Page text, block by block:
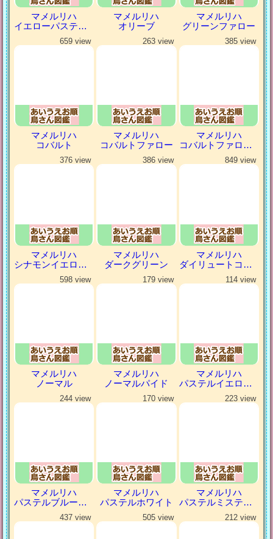
マメルリハ
イエローパステルミスティ
マメルリハ
オリーブ
マメルリハ
グリーンファロー
659 view
マメルリハ
コバルト
263 view
マメルリハ
コバルトファロー
385 view
マメルリハ
コバルトファローパイド
376 view
マメルリハ
シナモンイエローファロー
386 view
マメルリハ
ダークグリーン
849 view
マメルリハ
ダイリュートコバルトパイド
598 view
マメルリハ
ノーマル
179 view
マメルリハ
ノーマルパイド
114 view
マメルリハ
パステルイエローファロー
244 view
マメルリハ
パステルブルーパイド
170 view
マメルリハ
パステルホワイト
223 view
マメルリハ
パステルミスティダークグリーン
437 view 505 view 212 view